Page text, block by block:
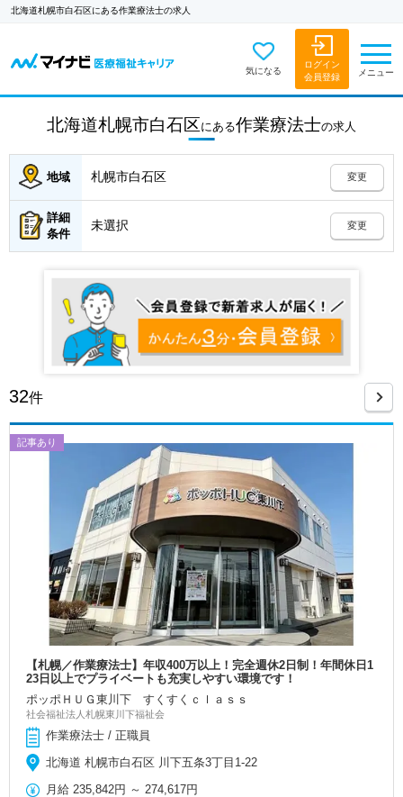
北海道札幌市白石区にある作業療法士の求人
気になる
ログイン
会員登録
メニュー
北海道札幌市白石区にある作業療法士の求人
地域 札幌市白石区 変更
詳細
条件
未選択 変更
32件
記事あり
【札幌／作業療法士】年収400万以上！完全週休2日制！年間休日1
23日以上でプライベートも充実しやすい環境です！
ポッポＨＵＧ東川下 すくすくｃｌａｓｓ
社会福祉法人札幌東川下福祉会
作業療法士 / 正職員
北海道 札幌市白石区 川下五条3丁目1‐22
月給 235,842円 ～ 274,617円